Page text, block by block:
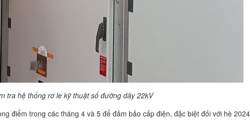
tra hệ thống rơ le kỹ thuật số đường dây 22kV
điểm trong các tháng 4 và 5 để đảm bảo cấp điện, đặc biệt đối với hè